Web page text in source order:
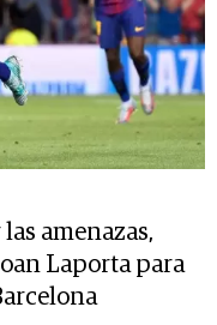
amenazas,
Laporta para